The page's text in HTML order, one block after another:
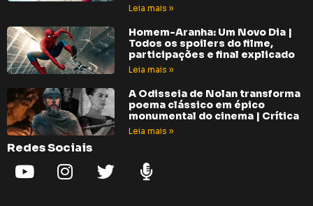
Leia mais »
Homem-Aranha: Um Novo Dia |
Todos os spoilers do filme,
participações e final explicado
Leia mais »
A Odisseia de Nolan transforma
poema clássico em épico
monumental do cinema | Crítica
Leia mais »
Redes Sociais